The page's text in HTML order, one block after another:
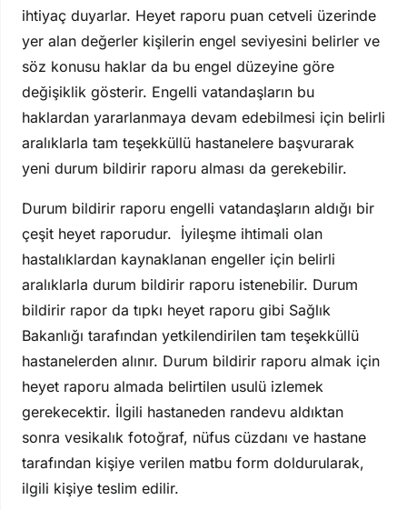
ihtiyaç duyarlar. Heyet raporu puan cetveli üzerinde
yer alan değerler kişilerin engel seviyesini belirler ve
söz konusu haklar da bu engel düzeyine göre
değişiklik gösterir. Engelli vatandaşların bu
haklardan yararlanmaya devam edebilmesi için belirli
aralıklarla tam teşekküllü hastanelere başvurarak
yeni durum bildirir raporu alması da gerekebilir.
Durum bildirir raporu engelli vatandaşların aldığı bir
çeşit heyet raporudur. İyileşme ihtimali olan
hastalıklardan kaynaklanan engeller için belirli
aralıklarla durum bildirir raporu istenebilir. Durum
bildirir rapor da tıpkı heyet raporu gibi Sağlık
Bakanlığı tarafından yetkilendirilen tam teşekküllü
hastanelerden alınır. Durum bildirir raporu almak için
heyet raporu almada belirtilen usulü izlemek
gerekecektir. İlgili hastaneden randevu aldıktan
sonra vesikalık fotoğraf, nüfus cüzdanı ve hastane
tarafından kişiye verilen matbu form doldurularak,
ilgili kişiye teslim edilir.